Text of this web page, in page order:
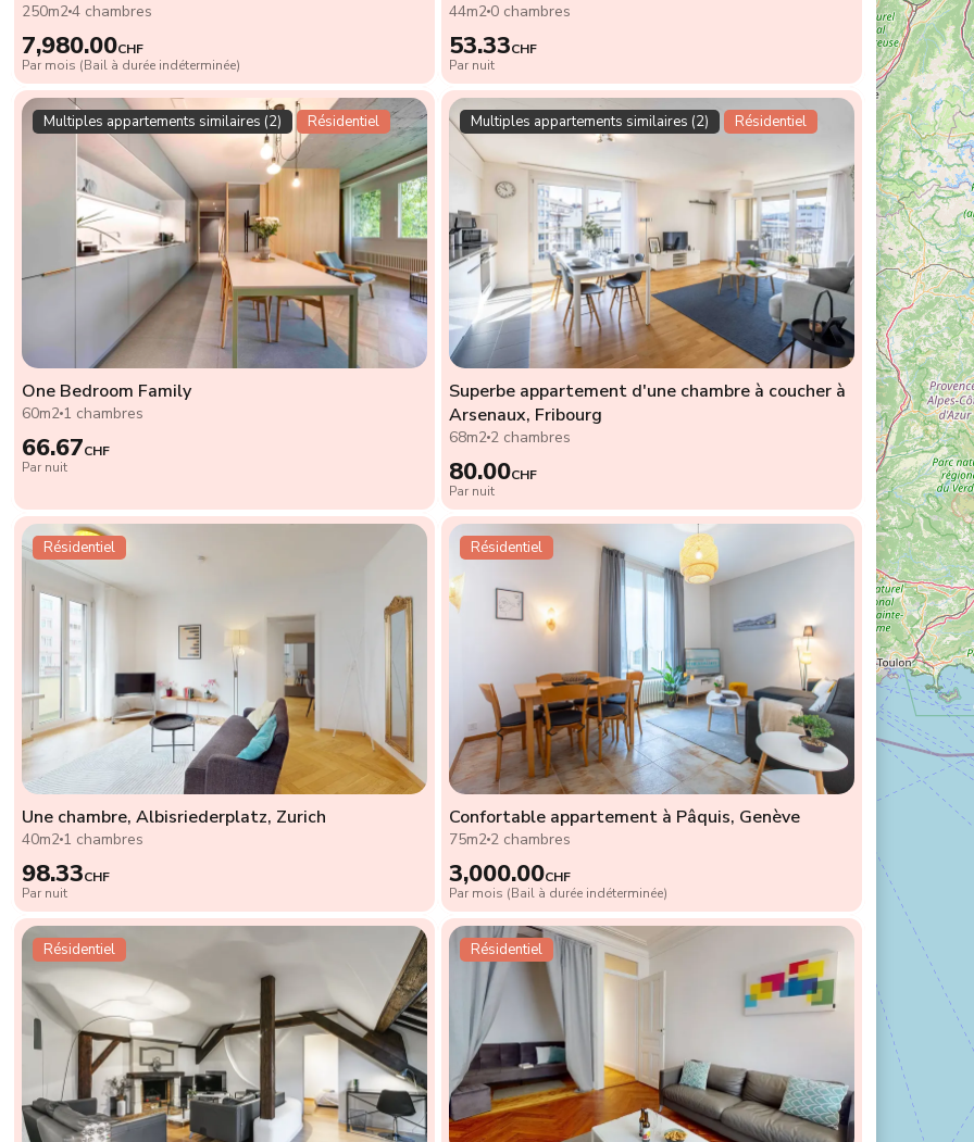
250m24 chambres
7,980.00CHF
Par mois (Bail à durée indéterminée)
44m2 0 chambres
53.33CHF
Par nuit
Multiples appartements similaires (2) Résidentiel
One Bedroom Family
60m2 1 chambres
66.67CHF
Par nuit
Multiples appartements similaires (2) Résidentiel
Superbe appartement d'une chambre à coucher à
Arsenaux, Fribourg
68m2 2 chambres
80.00CHF
Par nuit
Résidentiel
Une chambre, Albisriederplatz, Zurich
40m2 1 chambres
98.33CHF
Par nuit
Résidentiel
Confortable appartement à Pâquis, Genève
75m2 2 chambres
3,000.00CHF
Par mois (Bail à durée indéterminée)
Résidentiel Résidentiel